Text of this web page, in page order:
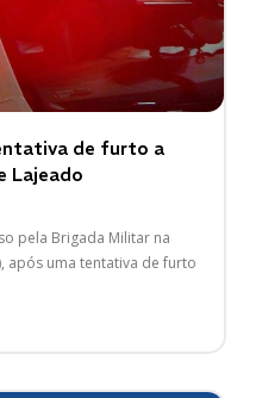
de furto a
Lajeado
pela Brigada Militar na
após uma tentativa de furto